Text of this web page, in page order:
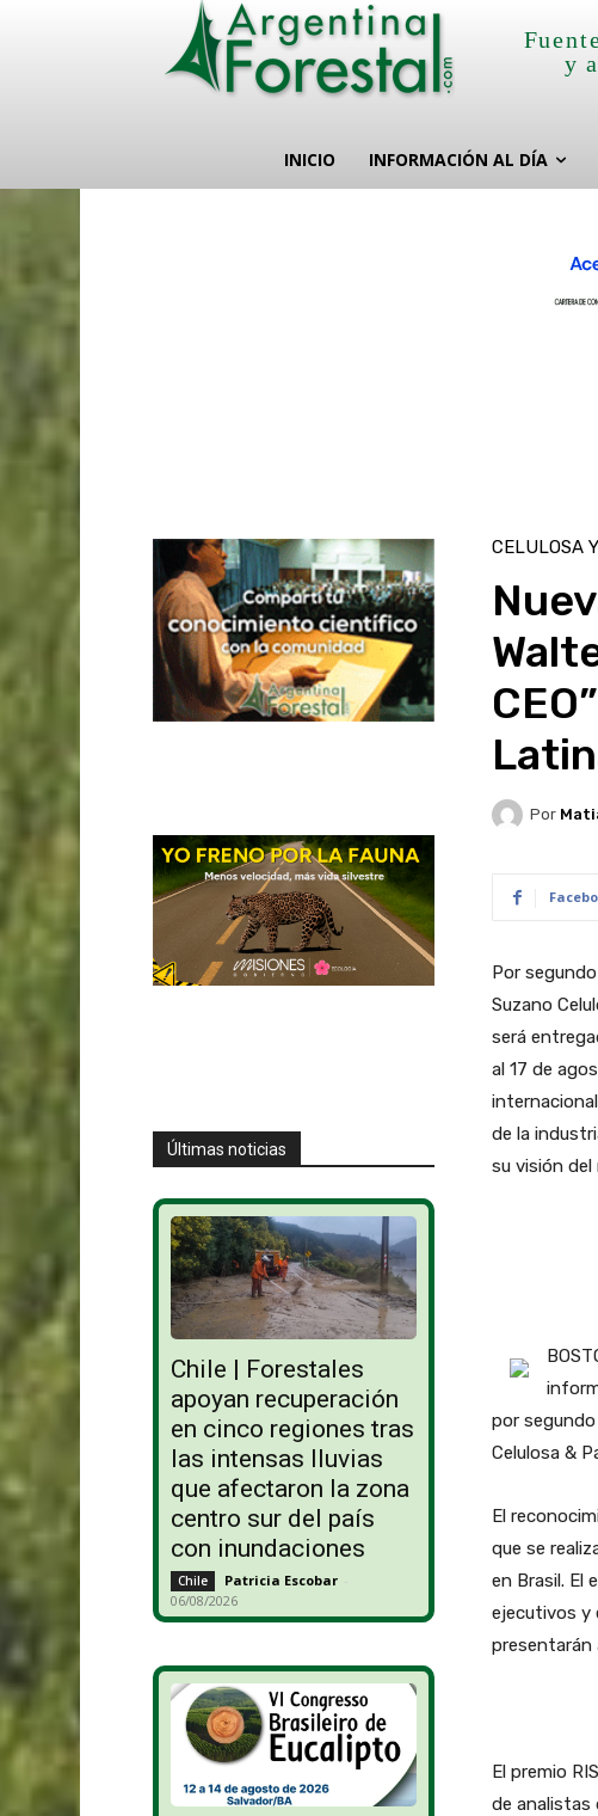
y
INICIO INFORMACIÓN AL DÍA
Últimas noticias
Chile | Forestales
apoyan recuperación
en cinco regiones tras
las intensas lluvias
que afectaron la zona
centro sur del país
con inundaciones
Chile Patricia Escobar -
06/08/2026
CELULOSA
Por
Por
Suzano
será
al 17 de
de la
su visión del
por
Celulosa &
El
que se
en Brasil. El
ejecutivos y
presentarán
El premio
de analistas